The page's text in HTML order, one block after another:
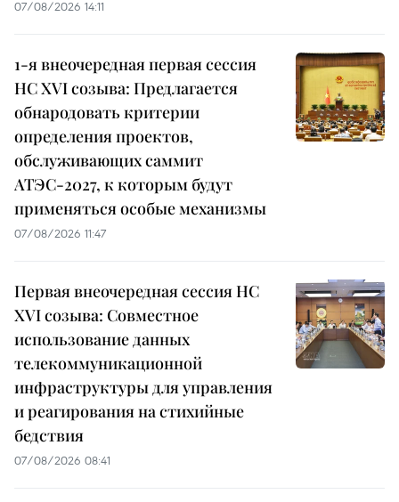
07/08/2026 14:11
1-я внеочередная первая сессия
НС XVI созыва: Предлагается
обнародовать критерии
определения проектов,
обслуживающих саммит
АТЭС-2027, к которым будут
применяться особые механизмы
07/08/2026 11:47
Первая внеочередная сессия НС
XVI созыва: Совместное
использование данных
телекоммуникационной
инфраструктуры для управления
и реагирования на стихийные
бедствия
07/08/2026 08:41